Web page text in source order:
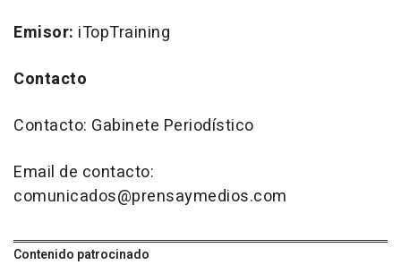
Emisor: iTopTraining
Contacto
Contacto: Gabinete Periodístico
Email de contacto:
comunicados@prensaymedios.com
Contenido patrocinado